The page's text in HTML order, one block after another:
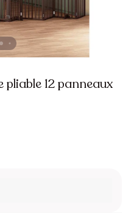
12 panneaux